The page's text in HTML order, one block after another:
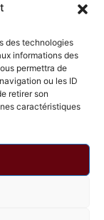
des technologies
informations des
permettra de
ou les ID
retirer son
caractéristiques